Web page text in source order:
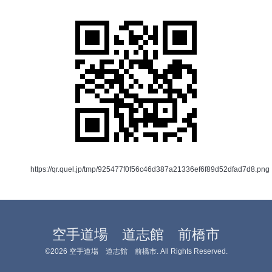
https://qr.quel.jp/tmp/925477f0f56c46d387a21336ef6f89d52dfad7d8.png
空手道場 道志館 前橋市
©2026 空手道場 道志館 前橋市. All Rights Reserved.